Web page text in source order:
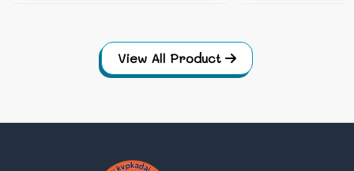
View All Product